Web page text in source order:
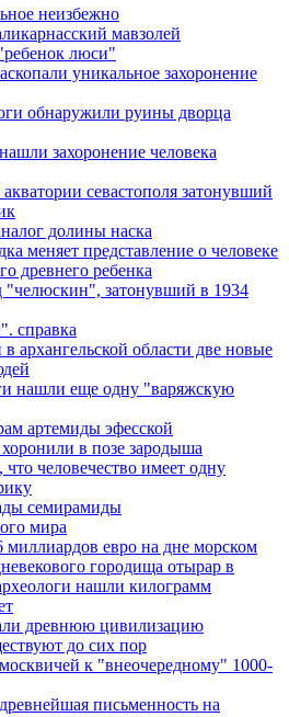
неизбежно
мавзолей
люси"
уникальное захоронение
обнаружили руины дворца
захоронение человека
севастополя затонувший
долины наска
меняет представление о человеке
древнего ребенка
"челюскин", затонувший в 1934
справка
архангельской области две новые
нашли еще одну "варяжскую
артемиды эфесской
в позе зародыша
человечество имеет одну
семирамиды
мира
евро на дне морском
городища отырар в
нашли килограмм
древнюю цивилизацию
до сих пор
к "внеочередному" 1000-
письменность на